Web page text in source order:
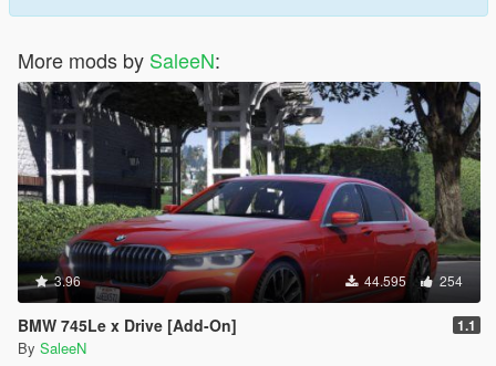
More mods by SaleeN:
3.96 44.595 254
BMW 745Le x Drive [Add-On] 1.1
By SaleeN